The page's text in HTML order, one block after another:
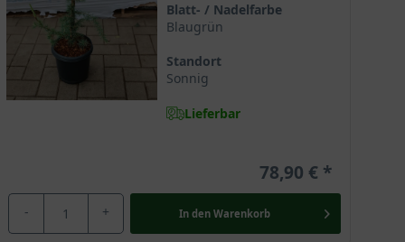
funkeln und für sinnliche Gartenmomente
sich einer großen Beliebtheit für die
Krone und sollte daher in
Blatt- / Nadelfarbe
Blaugrün
Standort
Sonnig
Lieferbar
78,90 €
- + In den Warenkorb